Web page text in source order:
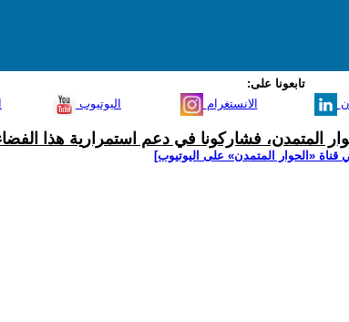
تابعونا على:
اليوتيوب الانستغرام
المتمدن، فشاركونا في دعم استمرارية هذا
‫«الحوار المتمدن» على اليوتيوب]